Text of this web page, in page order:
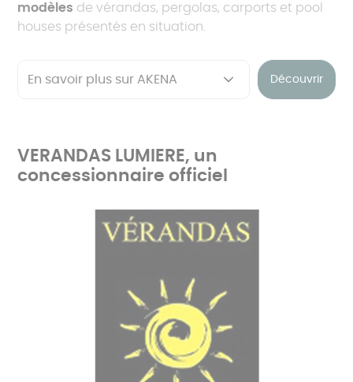
modèles de vérandas, pergolas, carports et pool
houses présentés en situation.
Découvrir
VERANDAS LUMIERE, un
concessionnaire officiel